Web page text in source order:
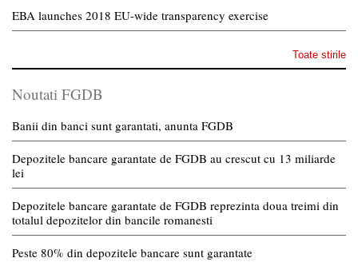
EBA launches 2018 EU-wide transparency exercise
Toate stirile
Noutati FGDB
Banii din banci sunt garantati, anunta FGDB
Depozitele bancare garantate de FGDB au crescut cu 13 miliarde
lei
Depozitele bancare garantate de FGDB reprezinta doua treimi din
totalul depozitelor din bancile romanesti
Peste 80% din depozitele bancare sunt garantate